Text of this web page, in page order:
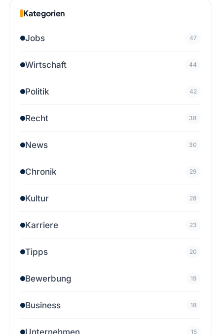
Kategorien
Jobs 47
Wirtschaft 44
Politik 42
Recht 38
News 30
Chronik 29
Kultur 28
Karriere 23
Tipps 20
Bewerbung 19
Business 18
15